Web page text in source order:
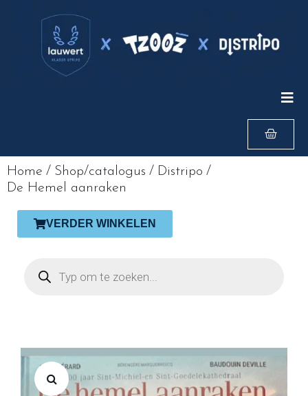
Home / Shop/catalogus / Distripo /
De Hemel aanraken
VERDER WINKELEN